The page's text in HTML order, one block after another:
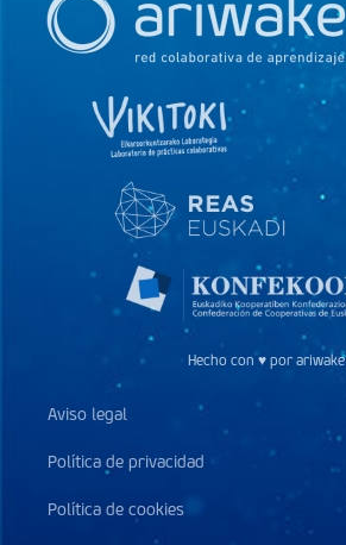
Hecho con ♥ por ariwake
Aviso legal
Política de privacidad
Política de cookies